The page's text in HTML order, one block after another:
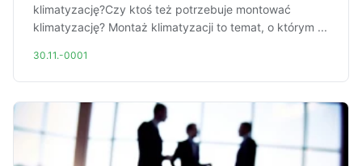
klimatyzację?Czy ktoś też potrzebuje montować
klimatyzację? Montaż klimatyzacji to temat, o którym ...
30.11.-0001